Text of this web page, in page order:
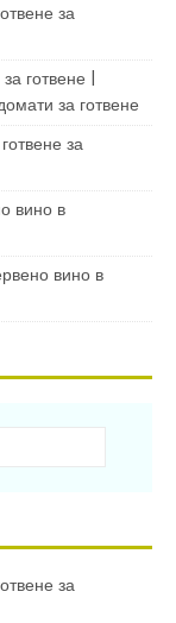
за
готвене |
за готвене
за
вино в
вино в
за